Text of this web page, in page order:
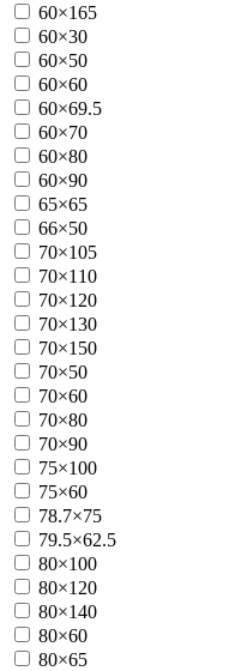
60×165
60×30
60×50
60×60
60×69.5
60×70
60×80
60×90
65×65
66×50
70×105
70×110
70×120
70×130
70×150
70×50
70×60
70×80
70×90
75×100
75×60
78.7×75
79.5×62.5
80×100
80×120
80×140
80×60
80×65